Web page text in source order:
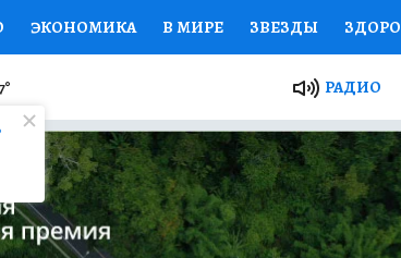
ЭКОНОМИКА В МИРЕ ЗВЕЗДЫ
НАЦИОНАЛЬНЫЕ ПРОЕКТЫ РОССИИ
СЕМЬЯ ЖЕНСКИЕ СЕКРЕТЫ
СПЕЦПРОЕКТЫ ДЕФИЦИТ ЖЕЛЕЗА
РАБОТА У НАС ГИД ПОТРЕБИТЕЛЯ
° РАДИО